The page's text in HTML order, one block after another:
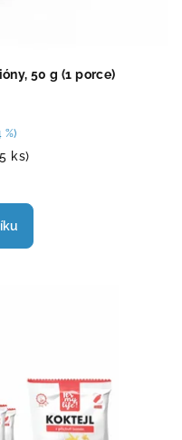
50 g (1 porce)
%)
ks)